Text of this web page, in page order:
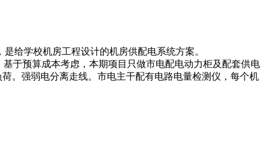
给学校机房工程设计的机房供配电系统方案。
于预算成本考虑，本期项目只做市电配电动力柜及配套供电
。强弱电分离走线。市电主干配有电路电量检测仪，每个机